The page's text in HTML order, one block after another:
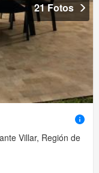
21 Fotos
Villar, Región de